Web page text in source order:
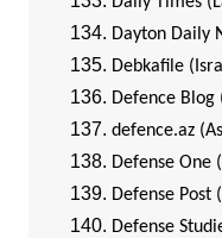
Dayton Daily
Debkafile
Defence Blog
defence.az
Defense One
Defense Post
Defense